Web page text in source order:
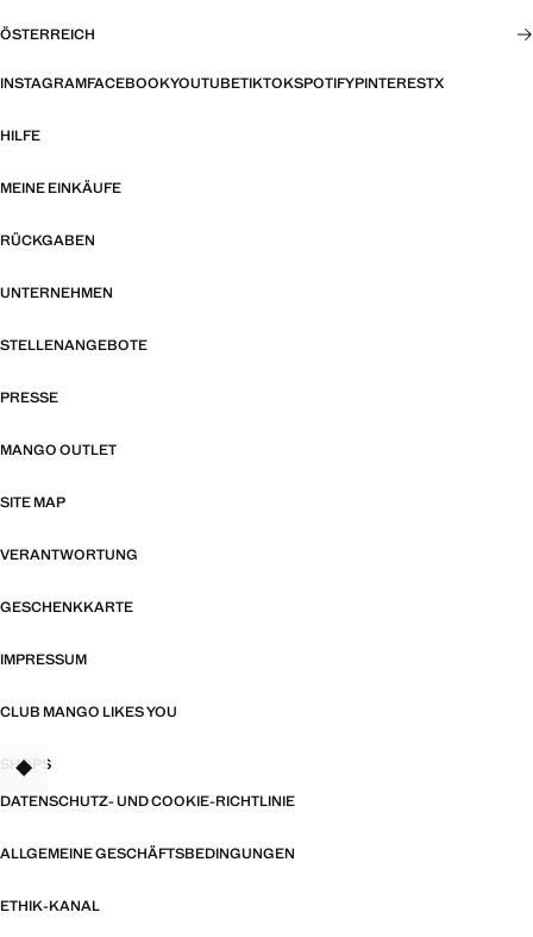
ÖSTERREICH
INSTAGRAMFACEBOOKYOUTUBETIKTOKSPOTIFYPINTERESTX
HILFE
MEINE EINKÄUFE
RÜCKGABEN
UNTERNEHMEN
STELLENANGEBOTE
PRESSE
MANGO OUTLET
SITE MAP
VERANTWORTUNG
GESCHENKKARTE
IMPRESSUM
CLUB MANGO LIKES YOU
SHOPS
DATENSCHUTZ- UND COOKIE-RICHTLINIE
ALLGEMEINE GESCHÄFTSBEDINGUNGEN
ETHIK-KANAL